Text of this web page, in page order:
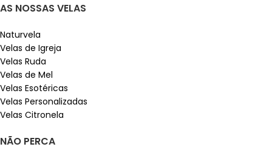
AS NOSSAS VELAS
Naturvela
Velas de Igreja
Velas Ruda
Velas de Mel
Velas Esotéricas
Velas Personalizadas
Velas Citronela
NÃO PERCA